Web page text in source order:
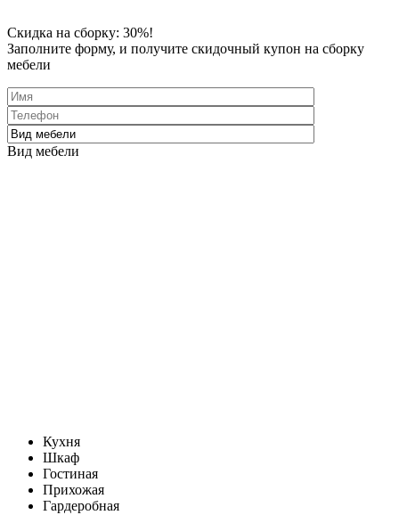
Скидка на сборку: 30%!
Заполните форму, и получите скидочный купон на сборку
мебели
Вид мебели
Кухня
Шкаф
Гостиная
Прихожая
Гардеробная